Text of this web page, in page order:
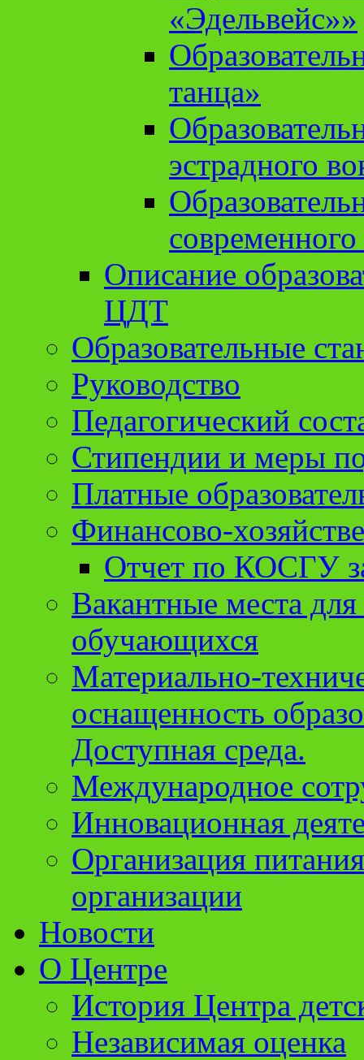
«Эдельвейс»»
танца»
эстрадного
Описание
ЦДТ
Образовательные
Руководство
Педагогический
Стипендии и меры
Платные
Финансово-
Отчет по КОСГУ
Вакантные места
обучающихся
Материально-
оснащенность
Доступная среда.
Международное
Инновационная
Организация
организации
Новости
О Центре
История Центра
Независимая оценка